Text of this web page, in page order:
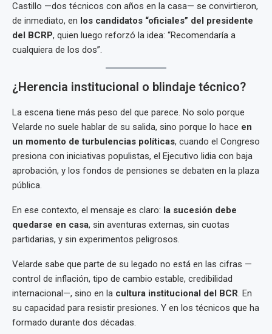
Castillo —dos técnicos con años en la casa— se convirtieron,
de inmediato, en los candidatos “oficiales” del presidente
del BCRP, quien luego reforzó la idea: “Recomendaría a
cualquiera de los dos”.
¿Herencia institucional o blindaje técnico?
La escena tiene más peso del que parece. No solo porque
Velarde no suele hablar de su salida, sino porque lo hace en
un momento de turbulencias políticas, cuando el Congreso
presiona con iniciativas populistas, el Ejecutivo lidia con baja
aprobación, y los fondos de pensiones se debaten en la plaza
pública.
En ese contexto, el mensaje es claro: la sucesión debe
quedarse en casa, sin aventuras externas, sin cuotas
partidarias, y sin experimentos peligrosos.
Velarde sabe que parte de su legado no está en las cifras —
control de inflación, tipo de cambio estable, credibilidad
internacional—, sino en la cultura institucional del BCR. En
su capacidad para resistir presiones. Y en los técnicos que ha
formado durante dos décadas.